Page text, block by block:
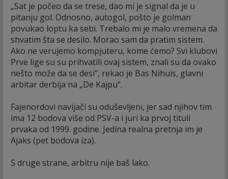
„Sat je počeo da se trese, dao mi je signal da je u
pitanju gol. Odnosno, autogol, pošto je golman
povukao loptu ka sebi. Trebalo mi je malo vremena da
shvatim šta se desilo. Morao sam da pratim sistem.
Ako ne verujemo kompjuteru, kome ćemo? Svi klubovi
Prve lige su su prihvatili ovaj sistem, znali su da ovako
nešto može da se desi“, rekao je Bas Nihuis, glavni
arbitar derbija na „De Kajpu“.
Fajenordovi navijači su oduševljeni, jer sad njihov tim
ima 12 bodova više od PSV-a i juri ka prvoj tituli
prvaka od 1999. godine. Jedina realna pretnja im je
Ajaks (pet bodova iza).
S druge strane, arbitru nije baš lako.